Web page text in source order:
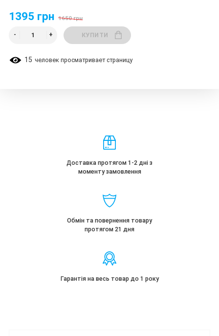
1395 грн 1650 грн
КУПИТИ
15 человек просматривает страницу
Доставка протягом 1-2 дні з
моменту замовлення
Обмін та повернення товару
протягом 21 дня
Гарантія на весь товар до 1 року